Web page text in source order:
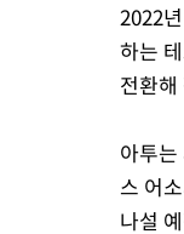
2022
하는
전환
아투
스 어
나설